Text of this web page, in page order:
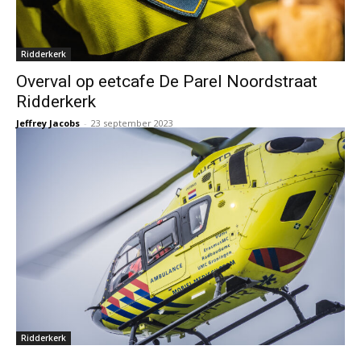
Ridderkerk
Overval op eetcafe De Parel Noordstraat
Ridderkerk
Jeffrey Jacobs - 23 september 2023
Ridderkerk